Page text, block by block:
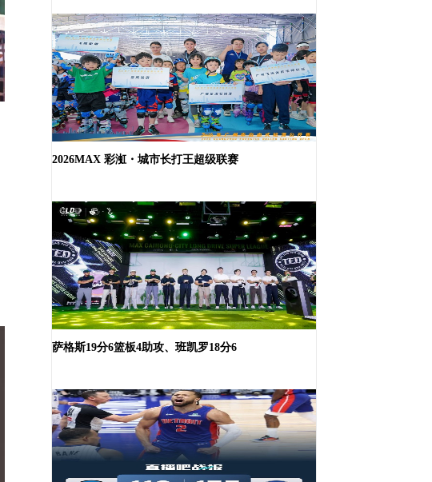
2026MAX 彩渱・城市长打王超级联赛
萨格斯19分6篮板4助攻、班凯罗18分6